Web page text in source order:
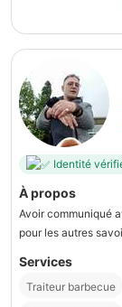
Identité
À propos
Avoir communiqué
pour les autres
Services
Traiteur barbecue